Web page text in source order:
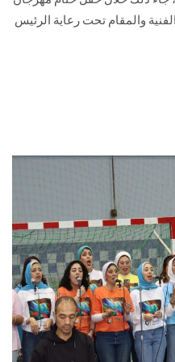
والمقام تحت رعاية الرئيس